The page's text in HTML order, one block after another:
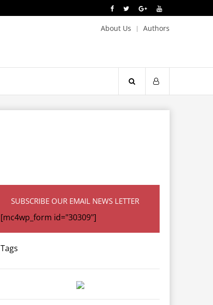
About Us Authors
SUBSCRIBE OUR EMAIL NEWS LETTER
[mc4wp_form id="30309"]
Tags